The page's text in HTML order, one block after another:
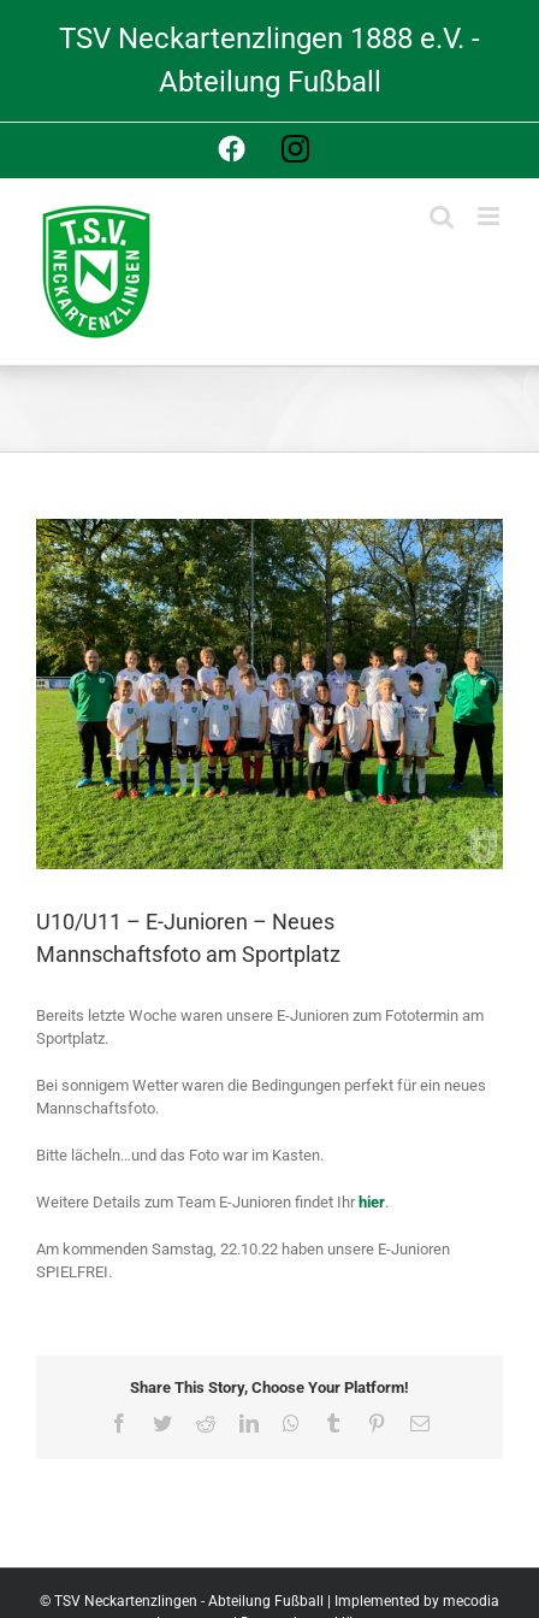
TSV Neckartenzlingen 1888 e.V. -
Abteilung Fußball
FacebookInstagram
View
Larger
Image
U10/U11 – E-Junioren – Neues
Mannschaftsfoto am Sportplatz
Bereits letzte Woche waren unsere E-Junioren zum Fototermin am
Sportplatz.
Bei sonnigem Wetter waren die Bedingungen perfekt für ein neues
Mannschaftsfoto.
Bitte lächeln…und das Foto war im Kasten.
Weitere Details zum Team E-Junioren findet Ihr hier.
Am kommenden Samstag, 22.10.22 haben unsere E-Junioren
SPIELFREI.
Share This Story, Choose Your Platform!
Facebook
TwitterRedditLinkedInWhatsApp
Tumblr PinterestEmail
© TSV Neckartenzlingen - Abteilung Fußball | Implemented by mecodia